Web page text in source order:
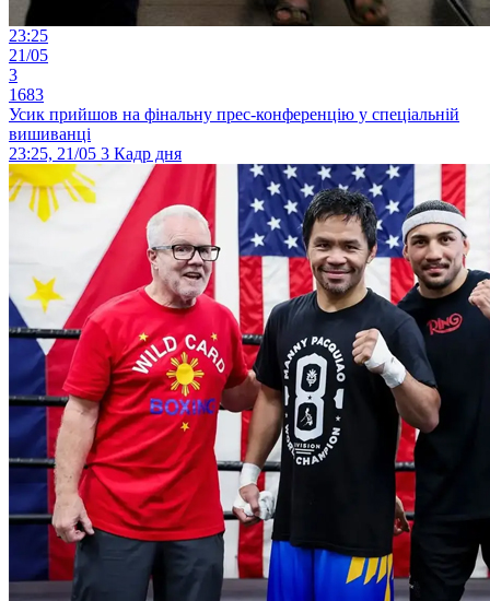
23:25
21/05
3
1683
Усик прийшов на фінальну прес-конференцію у спеціальній
вишиванці
23:25, 21/05 3 Кадр дня